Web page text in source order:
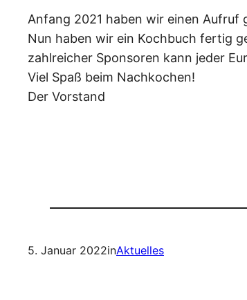
Anfang 2021 haben wir einen Aufruf
Nun haben wir ein Kochbuch fertig
zahlreicher Sponsoren kann jeder
Viel Spaß beim Nachkochen!
Der Vorstand
5. Januar 2022inAktuelles